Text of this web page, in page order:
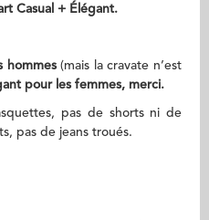
Casual + Élégant.
hommes(mais la cravate n’est
pour les femmes, merci.
pas de shorts ni de
pas de jeans troués.